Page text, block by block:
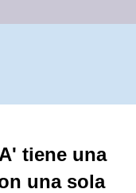
tiene una
una sola